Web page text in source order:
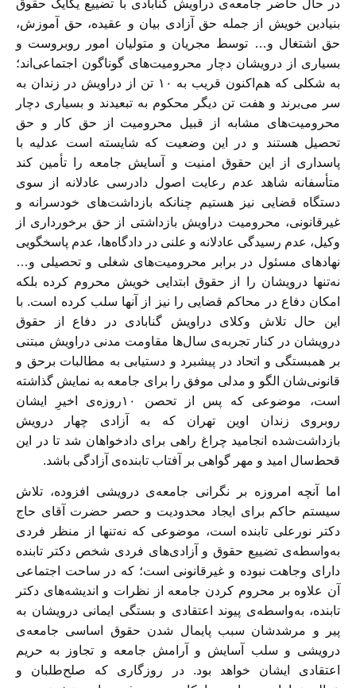
در حال حاضر جامعه‌ی دراویش گنابادی با تضییع یکایک حقوق
بنیادین خویش از جمله حق آزادی بیان و عقیده، حق آموزش،
حق اشتغال و… توسط مجریان و متولیان امور روبروست و
بسیاری از درویشان دچار محرومیت‌های گوناگون اجتماعی‌اند؛
به شکلی که هم‌اکنون قریب به ۱۰ تن از دراویش در زندان به
سر می‌برند و هفت تن دیگر محکوم به تبعیدند و بسیاری دچار
محرومیت‌های مشابه از قبیل محرومیت از حق کار و حق
تحصیل هستند و در این وضعیت که شایسته است عدلیه با
پاسداری از این حقوق امنیت و آسایش جامعه را تأمین کند
متأسفانه شاهد عدم رعایت اصول دادرسی عادلانه از سوی
دستگاه قضایی نیز هستیم چنانکه بازداشت‌های خودسرانه و
غیرقانونی، محرومیت دراویش بازداشتی از حق برخورداری از
وکیل، عدم رسیدگی عادلانه و علنی در دادگاه‌ها، عدم پاسخگویی
نهادهای مسئول در برابر محرومیت‌های شغلی و تحصیلی و…
نه‌تنها درویشان را از حقوق ابتدایی خویش محروم کرده بلکه
امکان دفاع در محاکم قضایی را نیز از آنها سلب کرده است. با
این حال تلاش وکلای دراویش گنابادی در دفاع از حقوق
درویشان در کنار تجربه‌ی سال‌ها مقاومت مدنی دراویش مبتنی
بر همبستگی و اتحاد در پیشبرد و دستیابی به مطالبات برحق و
قانونی‌شان الگو و مدلی موفق را برای جامعه به نمایش گذاشته
است، موضوعی که پس از تحصن ۱۰روزه‌ی اخیرِ ایشان
روبروی زندان اوین تهران که به آزادی چهار درویش
بازداشت‌شده انجامید چراغ راهی برای دادخواهان شد تا در این
قحط‌سال امید و مهر گواهی بر آفتاب تابنده‌ی آزادگی باشد.
اما آنچه امروزه بر نگرانی جامعه‌ی درویشی افزوده، تلاش
سیستم حاکم برای ایجاد محدودیت و حصر حضرت آقای حاج
دکتر نورعلی تابنده است، موضوعی که نه‌تنها از منظر فردی
به‌واسطه‌ی تضییع حقوق و آزادی‌های فردی شخص دکتر تابنده
دارای وجاهت نبوده و غیرقانونی است؛ که در ساحت اجتماعی
آن علاوه بر محروم کردن جامعه از نظرات و اندیشه‌های دکتر
تابنده، به‌واسطه‌ی پیوند اعتقادی و بستگی ایمانی درویشان به
پیر و مرشدشان سبب پایمال شدن حقوق اساسی جامعه‌ی
درویشی و سلب آسایش و آرامش جامعه و تجاوز به حریم
اعتقادی ایشان خواهد بود. در روزگاری که صلح‌طلبان و